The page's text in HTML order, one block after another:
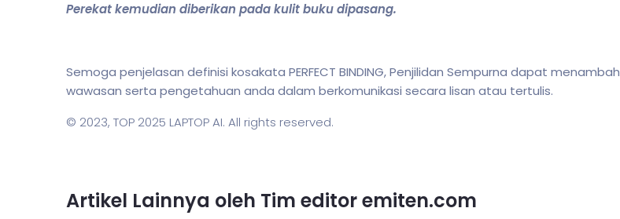
Perekat kemudian diberikan pada kulit buku dipasang.
Semoga penjelasan definisi kosakata PERFECT BINDING, Penjilidan Sempurna dapat menambah
wawasan serta pengetahuan anda dalam berkomunikasi secara lisan atau tertulis.
© 2023, TOP 2025 LAPTOP AI. All rights reserved.
Artikel Lainnya oleh Tim editor emiten.com